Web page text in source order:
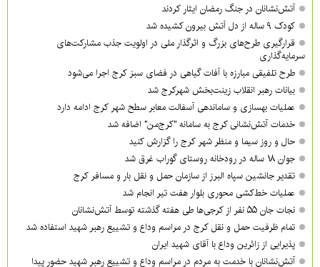
آتش‌نشانان در جنگ رمضان ایثار کردند
کودک ۹ ساله از دل آتش بیرون کشیده شد
قرارگیری طرح‌های بزرگ و اثرگذار ملی در اولویت‌ جذب مشارکت‌های
سرمایه‌گذاری
طرح تلفیقی مبارزه با آفات گیاهی در فضای سبز کرج اجرا می‌شود
بیانات رهبر انقلاب زینت‌بخش شهرکرج شد
عملیات بهسازی و ساماندهی آسفالت معابر سطح شهر کرج ادامه دارد
خدمات آتش‌نشانی کرج به سامانه "کرج‌من" اضافه شد
حال و روز سیما و منظر شهر کرج را گزارش کنید
جوان ۱۸ ساله در رودخانه روستای گوراب غرق شد
تقدیر جانشین سپاه البرز از سازمان حمل و نقل بار و مسافر کرج
عملیات خط‌کشی محوری بلوار هفت تیر انجام شد
نجات جان ۵۵ نفر از کرجی‌ها طی هفته گذشته توسط آتش‌نشانان
تمام ظرفیت حمل و نقل کرج در مراسم وداع و تشییع رهبر شهید استفاده شد
پذیرایی از زائرین وداع با آقای شهید ایران
آتش‌نشانان با خدمت به مردم در مراسم وداع و تشییع رهبر شهید حضور پیدا